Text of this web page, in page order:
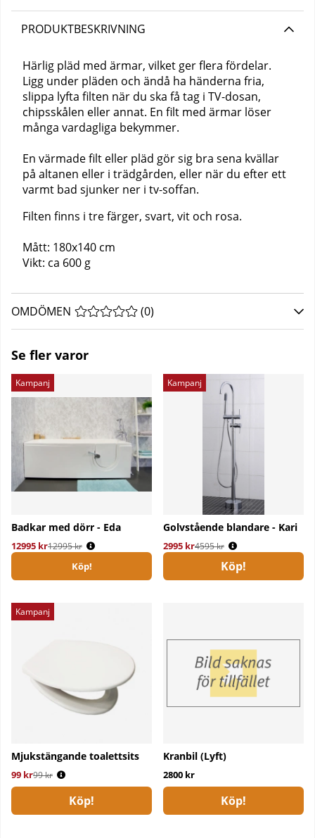
PRODUKTBESKRIVNING
Härlig pläd med ärmar, vilket ger flera fördelar.
Ligg under pläden och ändå ha händerna fria,
slippa lyfta filten när du ska få tag i TV-dosan,
chipsskålen eller annat. En filt med ärmar löser
många vardagliga bekymmer.
En värmade filt eller pläd gör sig bra sena kvällar
på altanen eller i trädgården, eller när du efter ett
varmt bad sjunker ner i tv-soffan.
Filten finns i tre färger, svart, vit och rosa.
Mått: 180x140 cm
Vikt: ca 600 g
OMDÖMEN MEDELBETYG 0 AV 5 ANTAL BETYG 0
(0)
Se fler varor
Kampanj
Badkar med dörr - Eda
12995 kr
Ordinarie pris:
12995 kr
Köp!
Kampanj
Golvstående blandare - Kari
2995 kr
Ordinarie pris:
4595 kr
Köp!
Kampanj
Mjukstängande toalettsits
99 kr
Ordinarie pris:
99 kr
Köp!
Kranbil (Lyft)
2800 kr
Köp!